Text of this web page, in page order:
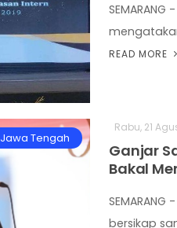
READ MORE
Jawa Tengah
Rabu, 21
Ganjar
Bakal
bersikap